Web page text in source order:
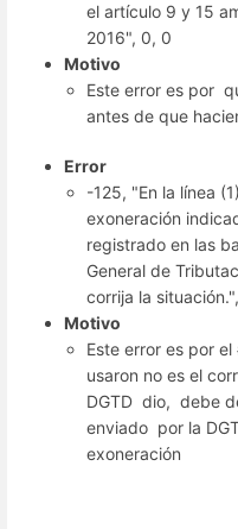
el artículo 9 y 15
2016", 0, 0
Motivo
Este error es por
antes de que
Error
-125, "En la línea
exoneración
registrado en las
General de
corrija la
Motivo
Este error es por
usaron no es el
DGTD dio, debe
enviado por la
exoneración